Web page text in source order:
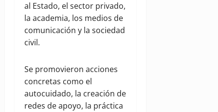
al Estado, el sector privado,
la academia, los medios de
comunicación y la sociedad
civil.
Se promovieron acciones
concretas como el
autocuidado, la creación de
redes de apoyo, la práctica